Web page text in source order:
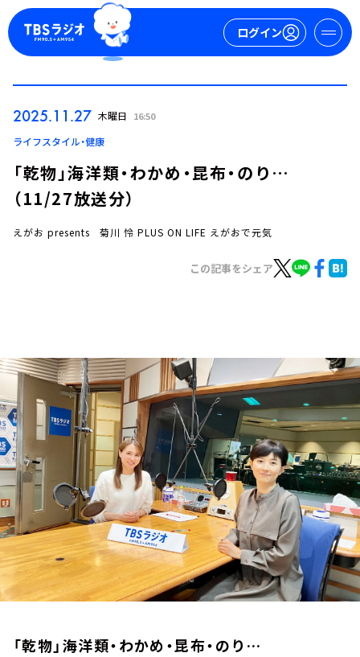
ログイン
ログイン
お知らせ
イベント・グッズ
YouTube
会社情報
2025.11.27 木曜日 16:50
ライフスタイル・健康
「乾物」海洋類・わかめ・昆布・のり…
（11/27放送分）
えがお presents 菊川 怜 PLUS ON LIFE えがおで元気
この記事をシェア
「乾物」海洋類・わかめ・昆布・のり…